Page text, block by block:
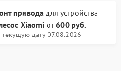
привода для устройства
Xiaomi от600 руб.
текущую дату 07.08.2026